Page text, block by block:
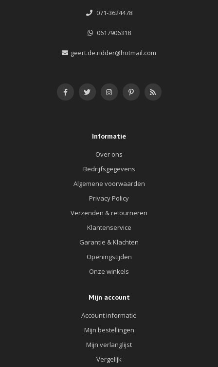
071-3624478
0617906318
geert.de.ridder@hotmail.com
Informatie
Over ons
Bedrijfsgegevens
Algemene voorwaarden
Privacy Policy
Verzenden & retourneren
Klantenservice
Garantie & Klachten
Openingstijden
Onze winkels
Mijn account
Account informatie
Mijn bestellingen
Mijn verlanglijst
Vergelijk